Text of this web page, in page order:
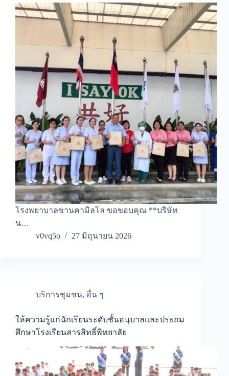
โรงพยาบาลซานคามิลโล ขอขอบคุณ **บริษัท
น…
v0vq5o
27 มิถุนายน 2026
บริการชุมชน, อื่น ๆ
ให้ความรู้แก่นักเรียนระดับชั้นอนุบาลและประถม
ศึกษาโรงเรียนสารสิทธิ์พิทยาลัย